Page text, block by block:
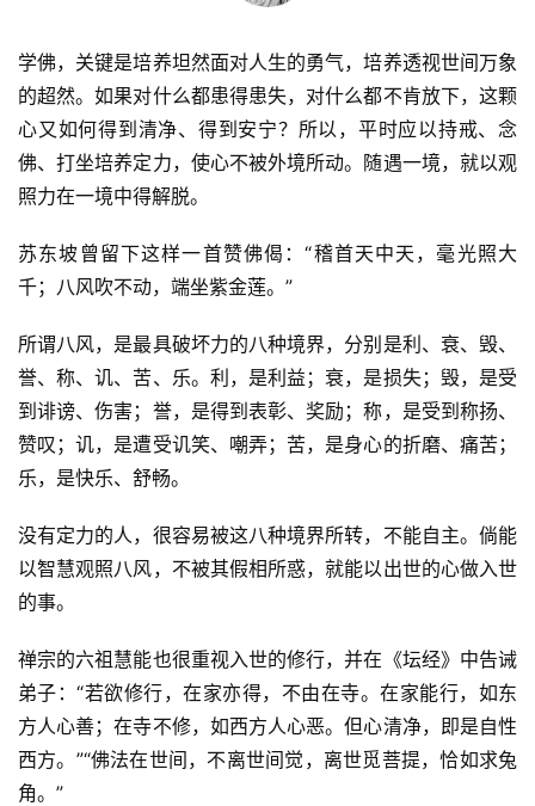
学佛，关键是培养坦然面对人生的勇气，培养透视世间万象
的超然。如果对什么都患得患失，对什么都不肯放下，这颗
心又如何得到清净、得到安宁？所以，平时应以持戒、念
佛、打坐培养定力，使心不被外境所动。随遇一境，就以观
照力在一境中得解脱。
苏东坡曾留下这样一首赞佛偈：“稽首天中天，毫光照大
千；八风吹不动，端坐紫金莲。”
所谓八风，是最具破坏力的八种境界，分别是利、衰、毁、
誉、称、讥、苦、乐。利，是利益；衰，是损失；毁，是受
到诽谤、伤害；誉，是得到表彰、奖励；称，是受到称扬、
赞叹；讥，是遭受讥笑、嘲弄；苦，是身心的折磨、痛苦；
乐，是快乐、舒畅。
没有定力的人，很容易被这八种境界所转，不能自主。倘能
以智慧观照八风，不被其假相所惑，就能以出世的心做入世
的事。
禅宗的六祖慧能也很重视入世的修行，并在《坛经》中告诫
弟子：“若欲修行，在家亦得，不由在寺。在家能行，如东
方人心善；在寺不修，如西方人心恶。但心清净，即是自性
西方。”“佛法在世间，不离世间觉，离世觅菩提，恰如求兔
角。”